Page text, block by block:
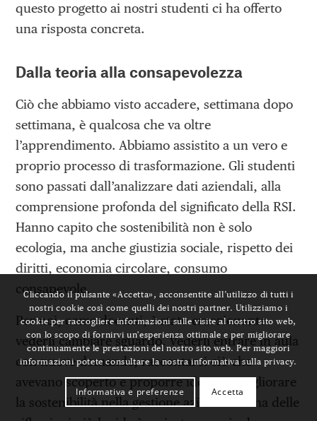
questo progetto ai nostri studenti ci ha offerto
una risposta concreta.
Dalla teoria alla consapevolezza
Ciò che abbiamo visto accadere, settimana dopo
settimana, è qualcosa che va oltre
l’apprendimento. Abbiamo assistito a un vero e
proprio processo di trasformazione. Gli studenti
sono passati dall’analizzare dati aziendali, alla
comprensione profonda del significato della RSI.
Hanno capito che sostenibilità non è solo
ecologia, ma anche giustizia sociale, rispetto dei
diritti, economia circolare, consumo
consapevole.
Per noi, come docenti, è stato emozionante
vederli cambiare sguardo. Vederli entrare in aula
con nuove domande, raccontarci ciò che
avevano scoperto e proporre idee per migliorare
la sostenibilità nella gestione aziendale. Una delle
Cliccando il pulsante «Accetta», acconsentite all’utilizzo di tutti i
nostri cookie così come quelli dei nostri partner. Utilizziamo i
cookie per raccogliere informazioni sulle visite al nostro sito web,
con lo scopo di fornirvi un'esperienza ottimale e per migliorare
continuamente le prestazioni del nostro sito web. Per maggiori
informazioni potete consultare la nostra informativa sulla privacy.
Informativa e preferenze Accetta